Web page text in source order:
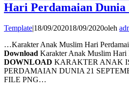
Hari Perdamaian Dunia
Template|18/09/202018/09/2020oleh
…Karakter Anak Muslim Hari
Download Karakter Anak Muslim Hari
DOWNLOAD KARAKTER ANAK
PERDAMAIAN DUNIA 21
FILE PNG…